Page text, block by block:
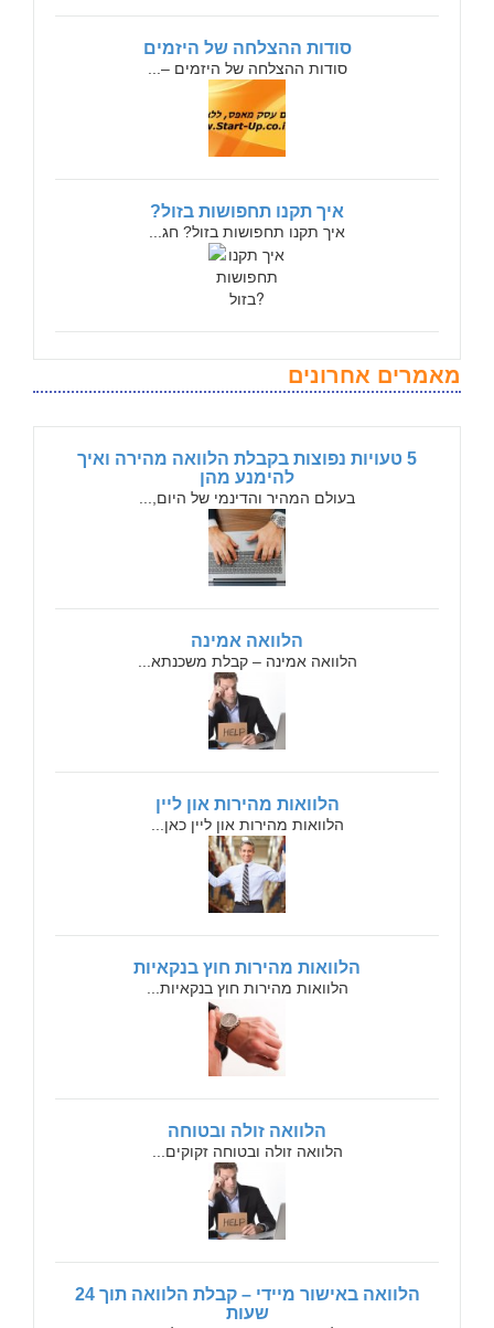
סודות ההצלחה של היזמים
סודות ההצלחה של היזמים –...
איך תקנו תחפושות בזול?
איך תקנו תחפושות בזול? חג...
מאמרים אחרונים
5 טעויות נפוצות בקבלת הלוואה מהירה ואיך
להימנע מהן
בעולם המהיר והדינמי של היום,...
הלוואה אמינה
הלוואה אמינה – קבלת משכנתא...
הלוואות מהירות און ליין
הלוואות מהירות און ליין כאן...
הלוואות מהירות חוץ בנקאיות
הלוואות מהירות חוץ בנקאיות...
הלוואה זולה ובטוחה
הלוואה זולה ובטוחה זקוקים...
הלוואה באישור מיידי – קבלת הלוואה תוך 24
שעות